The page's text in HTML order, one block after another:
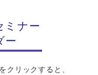
ミナー
ー
クリックすると、